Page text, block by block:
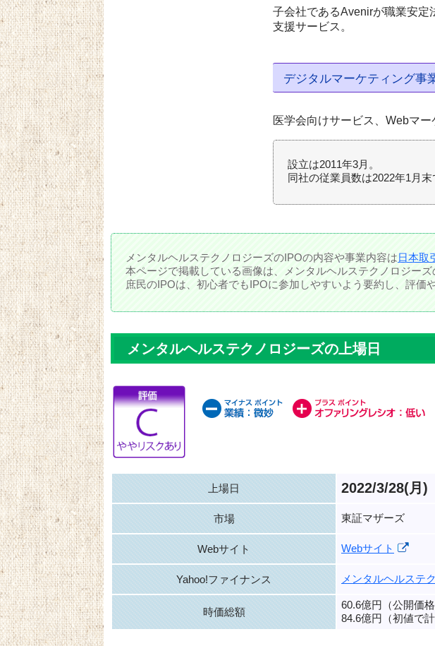
子会社であるAvenirが職業安定
支援サービス。
デジタルマーケティング事
医学会向けサービス、Webマー
設立は2011年3月。
同社の従業員数は2022年1月
メンタルヘルステクノロジーズのIPOの内容や事業内容は日本取
本ページで掲載している画像は、メンタルヘルステクノロジーズ
庶民のIPOは、初心者でもIPOに参加しやすいよう要約し、評価
メンタルヘルステクノロジーズの上場日
上場日 2022/3/28(月)
市場 東証マザーズ
Webサイト Webサイト
Yahoo!ファイナンス メンタルヘルステ
時価総額
60.6億円（公開価格
84.6億円（初値で計